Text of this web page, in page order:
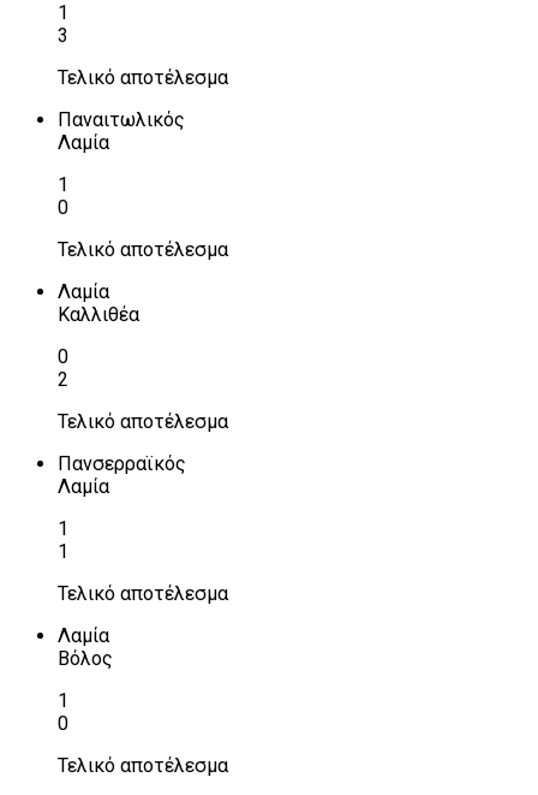
1
3
Τελικό αποτέλεσμα
Παναιτωλικός
Λαμία
1
0
Τελικό αποτέλεσμα
Λαμία
Καλλιθέα
0
2
Τελικό αποτέλεσμα
Πανσερραϊκός
Λαμία
1
1
Τελικό αποτέλεσμα
Λαμία
Βόλος
1
0
Τελικό αποτέλεσμα